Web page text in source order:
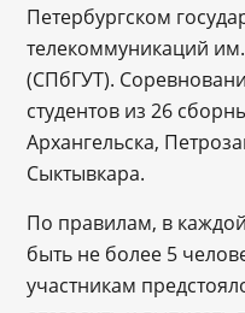
Петербургском
телекоммуникаций
(СПбГУТ).
студентов из 26
Архангельска,
Сыктывкара.
По правилам, в
быть не более 5
участникам